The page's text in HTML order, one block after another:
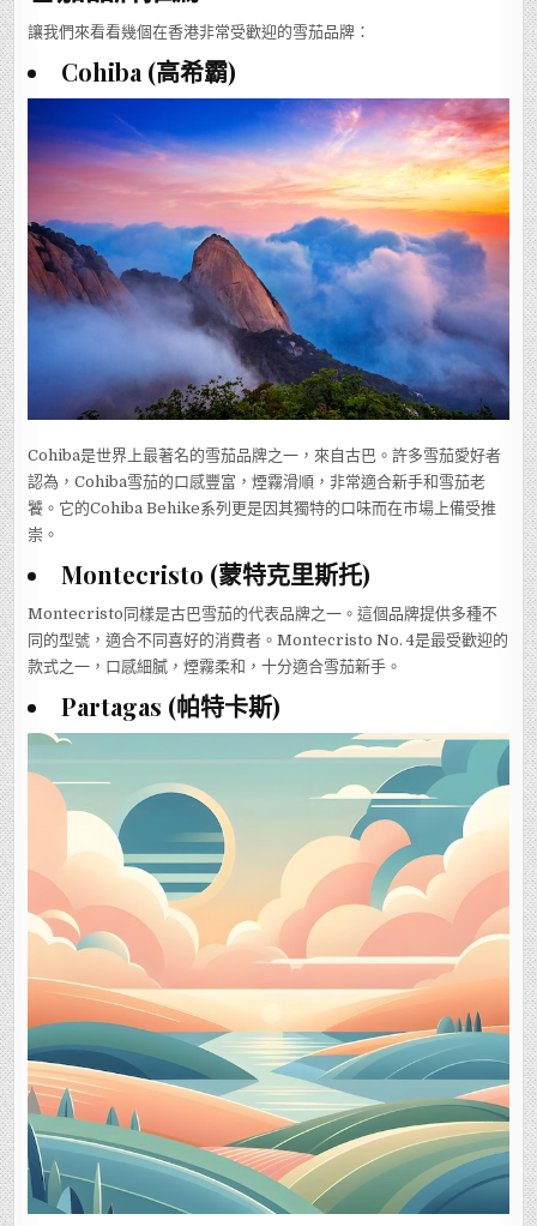
讓我們來看看幾個在香港非常受歡迎的雪茄品牌：
Cohiba (高希霸)
Cohiba是世界上最著名的雪茄品牌之一，來自古巴。許多雪茄愛好者
認為，Cohiba雪茄的口感豐富，煙霧滑順，非常適合新手和雪茄老
饕。它的Cohiba Behike系列更是因其獨特的口味而在市場上備受推
崇。
Montecristo (蒙特克里斯托)
Montecristo同樣是古巴雪茄的代表品牌之一。這個品牌提供多種不
同的型號，適合不同喜好的消費者。Montecristo No. 4是最受歡迎的
款式之一，口感細膩，煙霧柔和，十分適合雪茄新手。
Partagas (帕特卡斯)